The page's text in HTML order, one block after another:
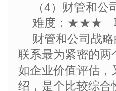
（4）财管和公
难度：★★★
财管和公司战
联系最为紧密的两
如企业价值评估，
绍，是个比较综合